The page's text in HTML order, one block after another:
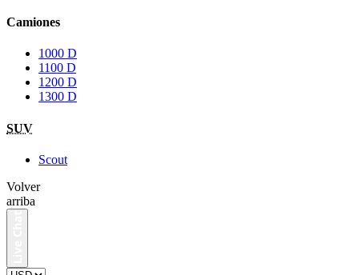
Camiones
1000 D
1100 D
1200 D
1300 D
SUV
Scout
Volver
arriba